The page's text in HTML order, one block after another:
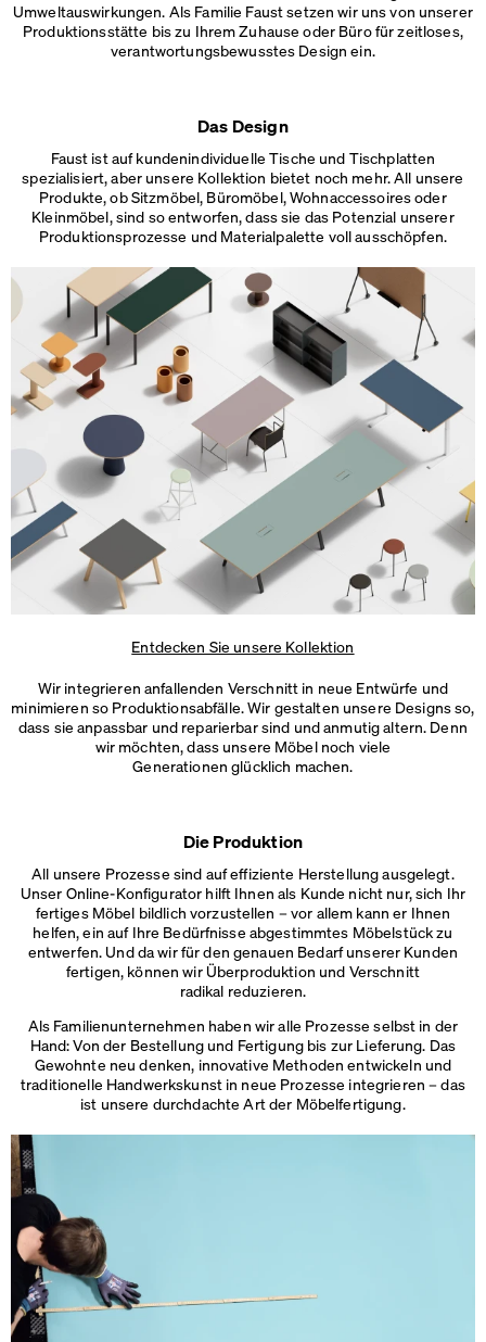
Umweltauswirkungen. Als Familie Faust setzen wir uns von unserer
Produktionsstätte bis zu Ihrem Zuhause oder Büro für zeitloses,
verantwortungsbewusstes Design ein.
Das Design
Faust ist auf kundenindividuelle Tische und Tischplatten
spezialisiert, aber unsere Kollektion bietet noch mehr. All unsere
Produkte, ob Sitzmöbel, Büromöbel, Wohnaccessoires oder
Kleinmöbel, sind so entworfen, dass sie das Potenzial unserer
Produktionsprozesse und Materialpalette voll ausschöpfen.
Entdecken Sie unsere Kollektion
Wir integrieren anfallenden Verschnitt in neue Entwürfe und
minimieren so Produktionsabfälle. Wir gestalten unsere Designs so,
dass sie anpassbar und reparierbar sind und anmutig altern. Denn
wir möchten, dass unsere Möbel noch viele
Generationen glücklich machen.
Die Produktion
All unsere Prozesse sind auf effiziente Herstellung ausgelegt.
Unser Online-Konfigurator hilft Ihnen als Kunde nicht nur, sich Ihr
fertiges Möbel bildlich vorzustellen – vor allem kann er Ihnen
helfen, ein auf Ihre Bedürfnisse abgestimmtes Möbelstück zu
entwerfen. Und da wir für den genauen Bedarf unserer Kunden
fertigen, können wir Überproduktion und Verschnitt
radikal reduzieren.
Als Familienunternehmen haben wir alle Prozesse selbst in der
Hand: Von der Bestellung und Fertigung bis zur Lieferung. Das
Gewohnte neu denken, innovative Methoden entwickeln und
traditionelle Handwerkskunst in neue Prozesse integrieren – das
ist unsere durchdachte Artder Möbelfertigung.